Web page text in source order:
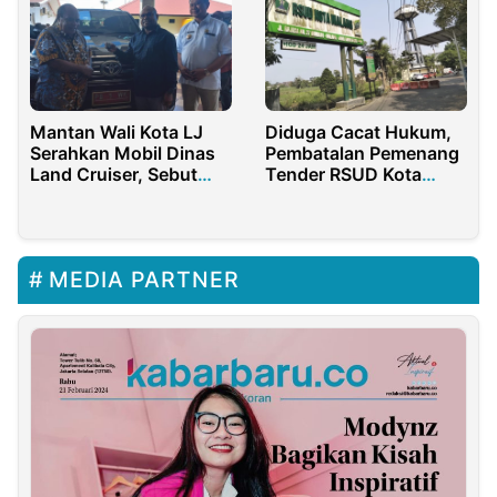
Mantan Wali Kota LJ
Serahkan Mobil Dinas
Land Cruiser, Sebut
Diduga Cacat Hukum,
Pembatalan Pemenang
Tender RSUD Kota
MEDIA PARTNER